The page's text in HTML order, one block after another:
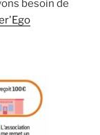
besoin de